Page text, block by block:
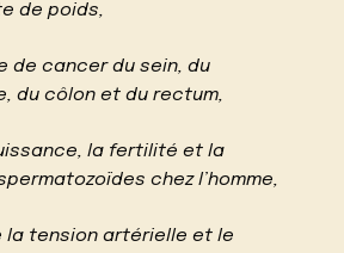
de poids,
de cancer du sein, du
du côlon et du rectum,
la fertilité et la
chez l’homme,
la tension artérielle et le